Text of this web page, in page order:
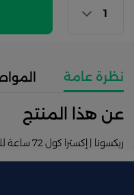
نظرة عامة
عن هذا المنتج
ريكسونا | إكسترا كول 72 ساعة للرجال | 50مل